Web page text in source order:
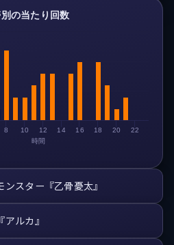
時間
の当たり回数
8 10 12 14 16 18 20 22
スター『乙骨憂太』
ルカ』